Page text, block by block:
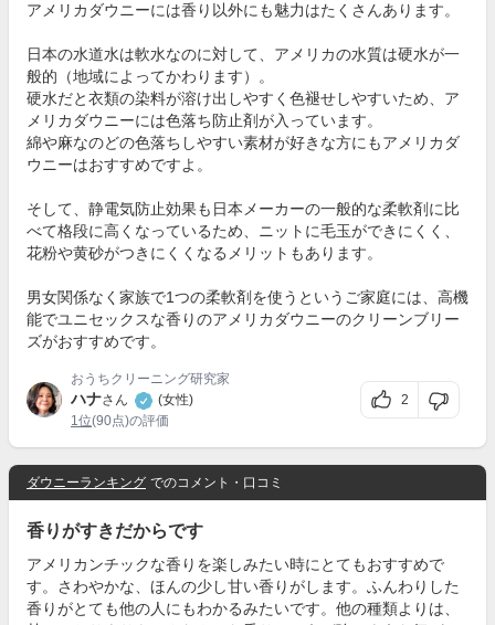
アメリカダウニーには香り以外にも魅力はたくさんあります。
日本の水道水は軟水なのに対して、アメリカの水質は硬水が一
般的（地域によってかわります）。
硬水だと衣類の染料が溶け出しやすく色褪せしやすいため、ア
メリカダウニーには色落ち防止剤が入っています。
綿や麻なのどの色落ちしやすい素材が好きな方にもアメリカダ
ウニーはおすすめですよ。
そして、静電気防止効果も日本メーカーの一般的な柔軟剤に比
べて格段に高くなっているため、ニットに毛玉ができにくく、
花粉や黄砂がつきにくくなるメリットもあります。
男女関係なく家族で1つの柔軟剤を使うというご家庭には、高機
能でユニセックスな香りのアメリカダウニーのクリーンブリー
ズがおすすめです。
おうちクリーニング研究家
ハナさん
(女性)
1位(90点)の評価
2
ダウニーランキング でのコメント・口コミ
香りがすきだからです
アメリカンチックな香りを楽しみたい時にとてもおすすめで
す。さわやかな、ほんの少し甘い香りがします。ふんわりした
香りがとても他の人にもわかるみたいです。他の種類よりは、